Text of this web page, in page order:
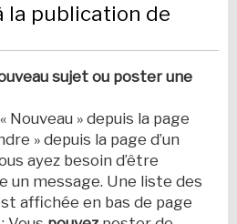
la publication de
sujet ou poster une
Nouveau » depuis la page
» depuis la page d’un
ayez besoin d’être
un message. Une liste des
affichée en bas de page